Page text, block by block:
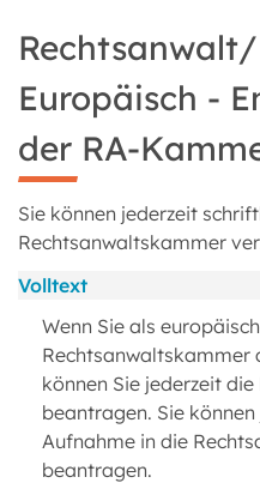
Europäisch -
der RA-
Sie können jederzeit
Rechtsanwaltskammer
Volltext
Wenn Sie als
Rechtsanwaltskammer
können Sie jederzeit
beantragen. Sie
Aufnahme in die
beantragen.